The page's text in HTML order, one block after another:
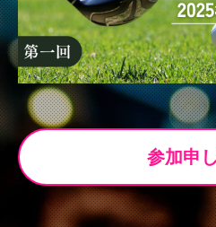
ノーコー
参加申